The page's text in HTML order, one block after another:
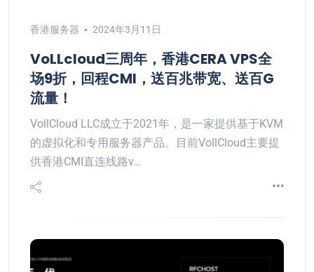
香港服务器 2024年3月11日
VoLLcloud三周年，香港CERA VPS全
场9折，回程CMI，送百兆带宽、送百G
流量！
VollCloud LLC成立于2021年，是一家提供基于KVM
的虚拟化和专用服务器产品。目前VollCloud主要提
供香港CMI直连线路v…